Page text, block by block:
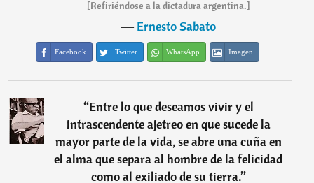
[Refiriéndose a la dictadura argentina.]
―Ernesto Sabato
Facebook Twitter WhatsApp Imagen
“Entre lo que deseamos vivir y el
intrascendente ajetreo en que sucede la
mayor parte de la vida, se abre una cuña en
el alma que separa al hombre de la felicidad
como al exiliado de su tierra.”